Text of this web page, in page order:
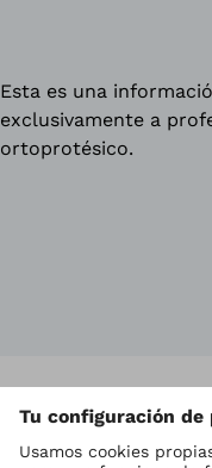
Esta es una
exclusivamente a
ortoprotésico.